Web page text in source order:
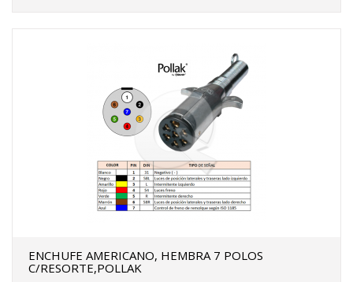
ENCHUFE AMERICANO, HEMBRA 7 POLOS
C/RESORTE,POLLAK